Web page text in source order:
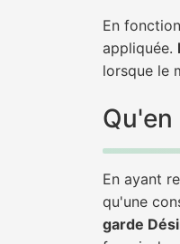
En
appliquée.
lorsque le
Qu'en
En ayant
qu'une
garde